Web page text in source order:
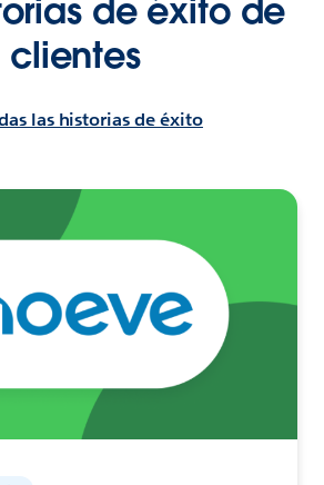
de éxito de
clientes
las historias de éxito